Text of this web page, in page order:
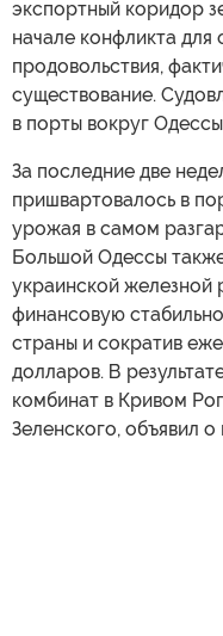
экспортный коридор
начале конфликта
продовольствия,
существование.
в порты вокруг
За последние две
пришвартовалось в
урожая в самом
Большой Одессы
украинской железной
финансовую
страны и сократив
долларов. В
комбинат в Кривом
Зеленского, объявил